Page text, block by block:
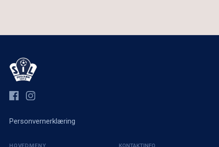
Personvernerklæring